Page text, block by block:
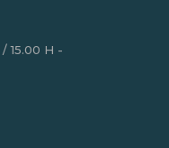
15.00 H -